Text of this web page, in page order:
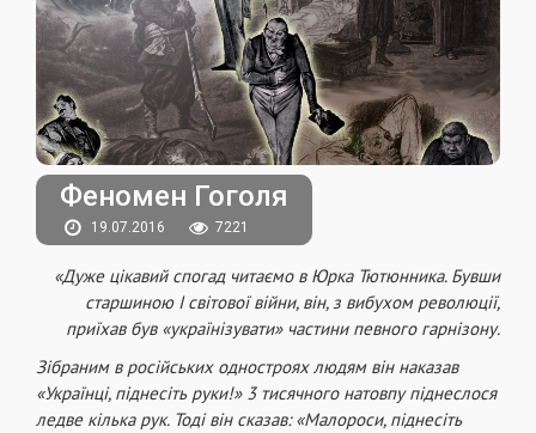
Феномен Гоголя
19.07.2016 7221
«Дуже цікавий спогад читаємо в Юрка Тютюнника. Бувши
старшиною І світової війни, він, з вибухом революції,
приїхав був «українізувати» частини певного гарнізону.
Зібраним в російських одностроях людям він наказав
«Українці, піднесіть руки!» 3 тисячного натовпу піднеслося
ледве кілька рук. Тоді він сказав: «Малороси, піднесіть